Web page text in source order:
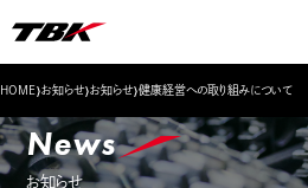
HOME›お知らせ›お知らせ›健康経営への取り組みについて
News
お知らせ